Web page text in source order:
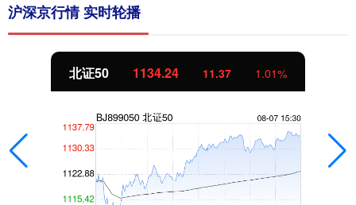
沪深京行情 实时轮播
北证50 1134.24 11.37 1.01%